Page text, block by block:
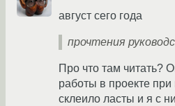
август сего года
прочтения
Про что там читать?
работы в проекте
склеило ласты и я с